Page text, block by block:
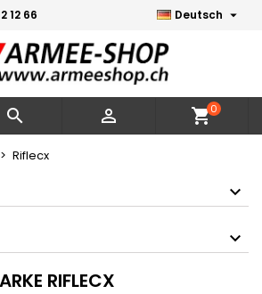
12 66 Deutsch 
  shopping_cart0
Riflecx
RIFLECX
×
×
((modalDeleteText))
×
×
sein, um Artikel Ihrer
zu können.
Abbrechen